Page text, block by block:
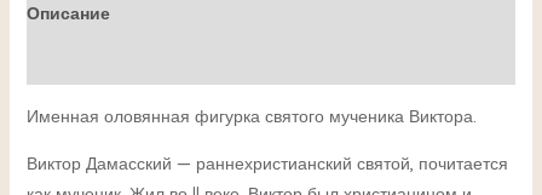
Описание
Именная оловянная фигурка святого мученика Виктора.
Виктор Дамасский — раннехристианский святой, почитается